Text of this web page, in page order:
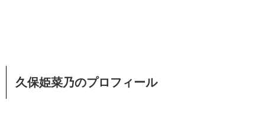
久保姫菜乃のプロフィール